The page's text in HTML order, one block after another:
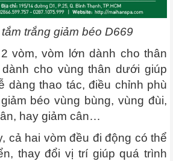
trắng giảm béo D669
vòm, vòm lớn dành cho thân
cho vùng thân dưới giúp
dàng thao tác, điều chỉnh phù
béo vùng bùng, vùng đùi,
hay giảm cân…
cả hai vòm đều đi động có thể
thay đổi vị trí giúp quá trình